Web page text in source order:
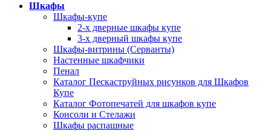
Шкафы
Шкафы-купе
2-х дверные шкафы купе
3-х дверный шкафы купе
Шкафы-витрины (Серванты)
Настенные шкафчики
Пенал
Каталог Пескаструйных рисунков для Шкафов
Купе
Каталог Фотопечатей для шкафов купе
Консоли и Стелажи
Шкафы распашные